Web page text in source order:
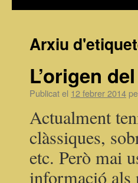
Arxiu
L’origen
Publicat el 12 febrer 2014
Actualment
clàssiques,
etc. Però mai
informació als